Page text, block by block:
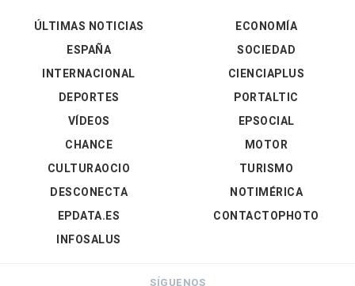
ÚLTIMAS NOTICIAS
ESPAÑA
INTERNACIONAL
DEPORTES
VÍDEOS
ECONOMÍA
SOCIEDAD
CIENCIAPLUS
PORTALTIC
EPSOCIAL
CHANCE
CULTURAOCIO
DESCONECTA
EPDATA.ES
INFOSALUS
MOTOR
TURISMO
NOTIMÉRICA
CONTACTOPHOTO
SÍGUENOS